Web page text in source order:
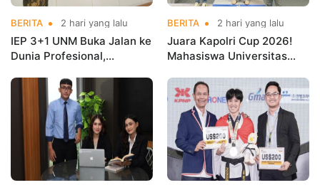
BERITA 2 hari yang lalu
IEP 3+1 UNM Buka Jalan ke
Dunia Profesional,
Kementerian Koperasi
BERITA 2 hari yang lalu
Juara Kapolri Cup 2026!
Mahasiswa Universitas
Nama Kampus di Kejurnas
Taekwondo